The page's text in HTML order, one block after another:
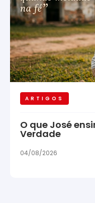
ARTIGOS
O que José
Verdade
04/08/2026